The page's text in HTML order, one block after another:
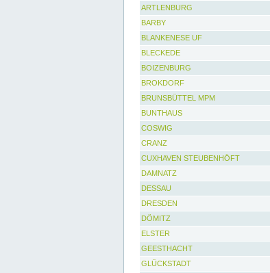
ARTLENBURG
BARBY
BLANKENESE UF
BLECKEDE
BOIZENBURG
BROKDORF
BRUNSBÜTTEL MPM
BUNTHAUS
COSWIG
CRANZ
CUXHAVEN STEUBENHÖFT
DAMNATZ
DESSAU
DRESDEN
DÖMITZ
ELSTER
GEESTHACHT
GLÜCKSTADT